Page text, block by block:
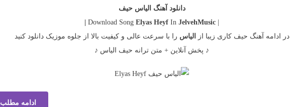
دانلود آهنگ الیاس حیف
Elyas Heyf InJelvehMusic |
در ادامه آهنگ حیف کاری زیبا از
الیاس را با سرعت عالی و کیفیت بالا از جلوه موزیک دانلود کنید
♪ پخش آنلاین + متن ترانه حیف الیاس ♪
ادامه مطلب